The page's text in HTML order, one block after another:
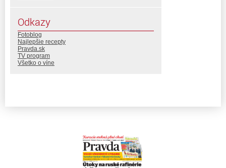
Odkazy
Fotoblog
Najlepšie recepty
Pravda.sk
TV program
Všetko o víne